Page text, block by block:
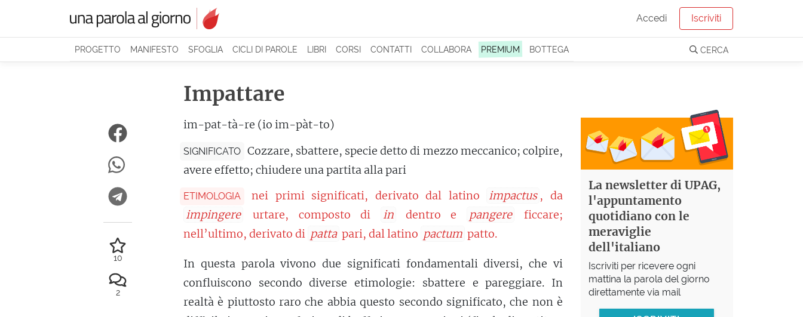
Accedi Iscriviti
PROGETTO MANIFESTO SFOGLIA CICLI DI PAROLE LIBRI CORSI CONTATTI COLLABORA PREMIUM BOTTEGA CERCA
Impattare
im-pat-tà-re (io im-pàt-to)
SIGNIFICATO Cozzare, sbattere, specie detto di mezzo meccanico; colpire,
avere effetto; chiudere una partita alla pari
ETIMOLOGIA nei primi significati, derivato dal latino impactus , da
impingere
urtare, composto di in dentro e pangere
ficcare;
nell’ultimo, derivato di patta pari, dal latino pactum patto.
In questa parola vivono due significati fondamentali diversi, che vi
confluiscono secondo diverse etimologie: sbattere e pareggiare. In
realtà è piuttosto raro che abbia questo secondo significato, che non è
10
2
La newsletter di UPAG,
l'appuntamento
quotidiano con le
meraviglie
dell'italiano
Iscriviti per ricevere ogni
mattina la parola del giorno
direttamente via mail